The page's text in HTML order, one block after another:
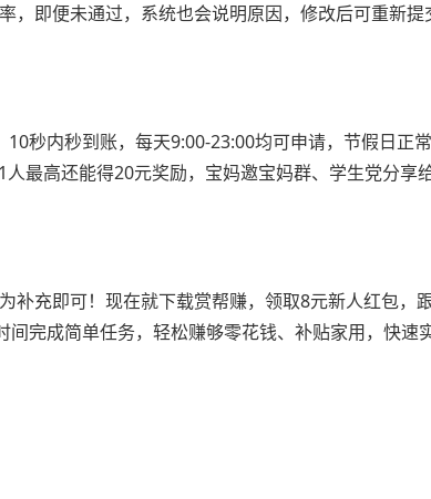
，即便未通过，系统也会说明原因，修改后可重新提
秒内秒到账，每天9:00-23:00均可申请，节假日正
最高还能得20元奖励，宝妈邀宝妈群、学生党分享
补充即可！现在就下载赏帮赚，领取8元新人红包，
完成简单任务，轻松赚够零花钱、补贴家用，快速